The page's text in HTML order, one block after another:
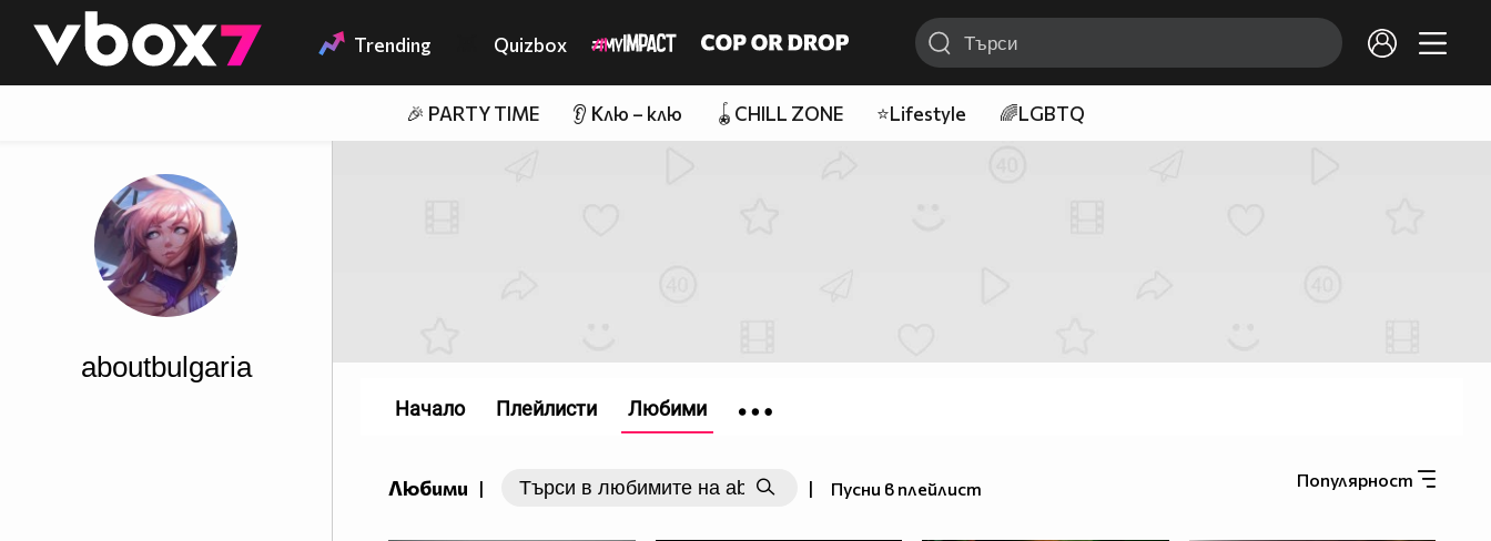
👾 Trending Quizbox
🎉 PARTY TIME 👂 Клю – клю 🪀CHILL ZONE ⭐Lifestyle 🌈LGBTQ
aboutbulgaria
Любими | | Пусни в плейлист Популярност
Начало Плейлисти Любими